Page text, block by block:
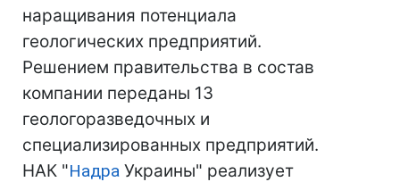
наращивания потенциала
геологических предприятий.
Решением правительства в состав
компании переданы 13
геологоразведочных и
специализированных предприятий.
НАК "Надра Украины" реализует